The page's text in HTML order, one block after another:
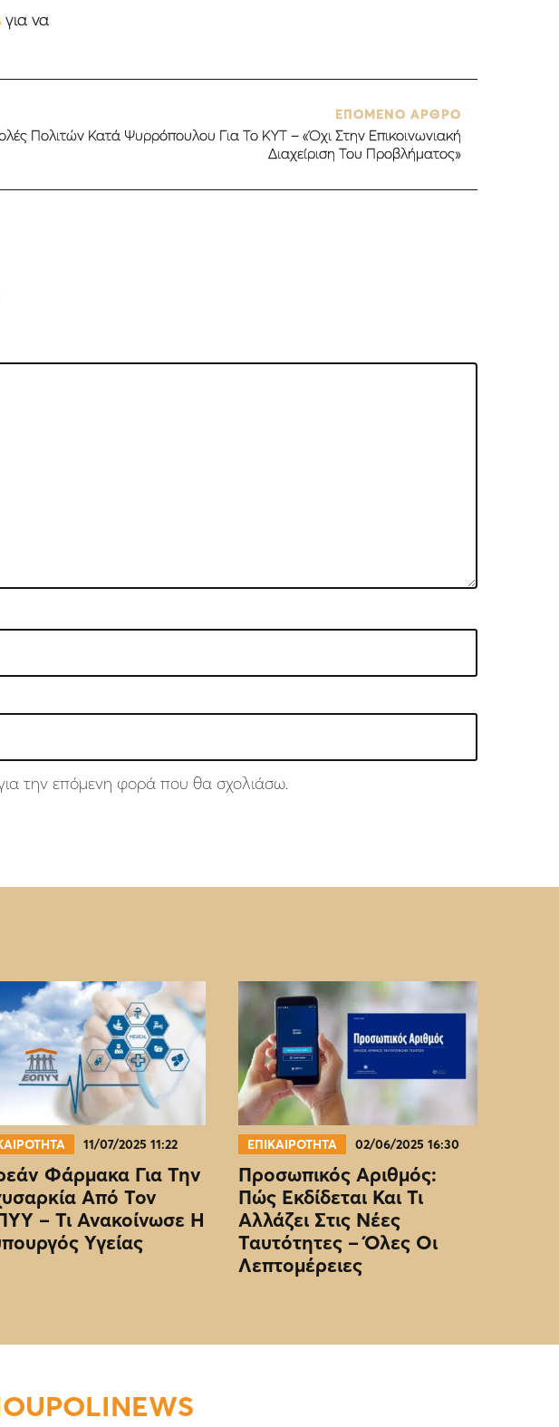
για να
ΕΠΟΜΕΝΟ ΑΡΘΡΟ
Πολιτών Κατά Ψυρρόπουλου Για Το ΚΥΤ – «Όχι Στην Επικοινωνιακή
Διαχείριση Του Προβλήματος»
την επόμενη φορά που θα σχολιάσω.
11/07/2025 11:22
Φάρμακα Για Την
Από Τον
– Τι Ανακοίνωσε Η
Υγείας
ΕΠΙΚΑΙΡΟΤΗΤΑ 02/06/2025 16:30
Προσωπικός Αριθμός:
Πώς Εκδίδεται Και Τι
Αλλάζει Στις Νέες
Ταυτότητες – Όλες Οι
Λεπτομέρειες